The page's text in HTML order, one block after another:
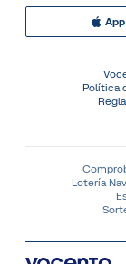
Política
Lotería